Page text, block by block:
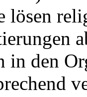
lösen
den